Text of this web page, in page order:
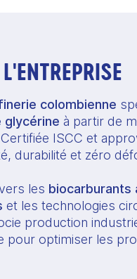
colombienne
glycérine à partir de
ISCC et
durabilité et zéro
les biocarburants
et les technologies
production
pour optimiser les